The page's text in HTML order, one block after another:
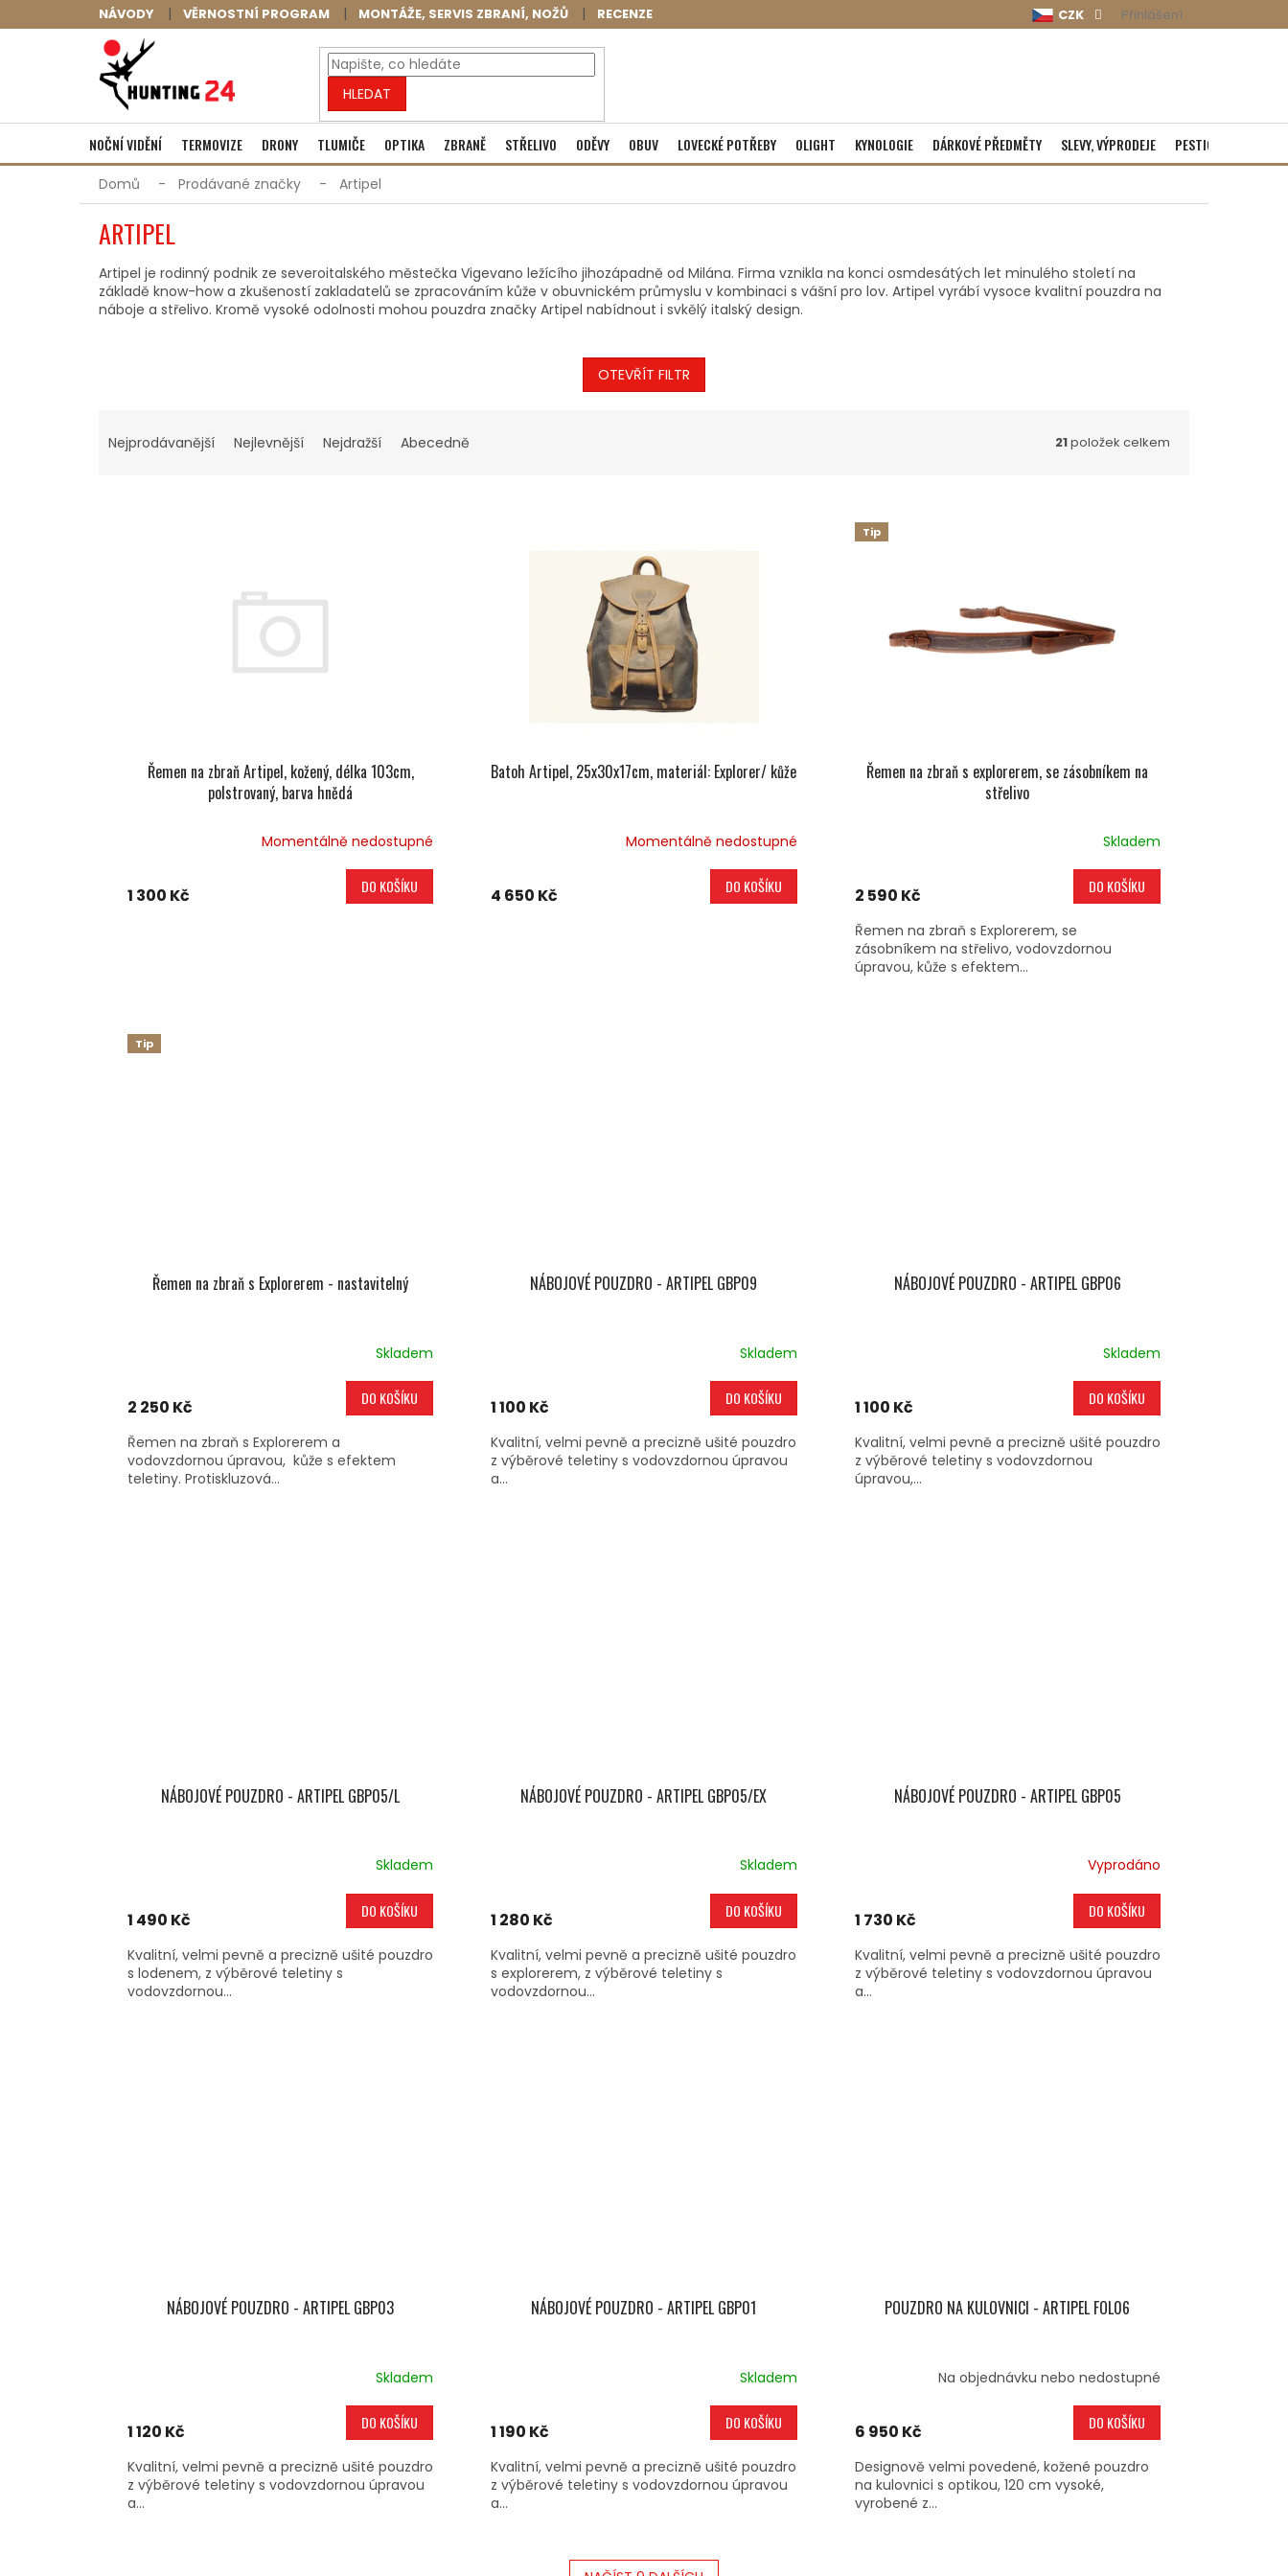
na
NÁVODY VĚRNOSTNÍ PROGRAM MONTÁŽE, SERVIS ZBRANÍ, NOŽŮ RECENZE CZK Přihlášení
HLEDAT
NÁKUPNÍ
KOŠÍK
Prázdný košík
NOČNÍ VIDĚNÍ TERMOVIZE DRONY TLUMIČE OPTIKA ZBRANĚ STŘELIVO ODĚVY OBUV LOVECKÉ POTŘEBY OLIGHT KYNOLOGIE DÁRKOVÉ PŘEDMĚTY SLEVY, VÝPRODEJE PESTICIDY
Domů Prodávané značky Artipel
ARTIPEL
Artipel je rodinný podnik ze severoitalského městečka Vigevano ležícího jihozápadně od Milána. Firma vznikla na konci osmdesátých let minulého století na
základě know-how a zkušeností zakladatelů se zpracováním kůže v obuvnickém průmyslu v kombinaci s vášní pro lov. Artipel vyrábí vysoce kvalitní pouzdra na
náboje a střelivo. Kromě vysoké odolnosti mohou pouzdra značky Artipel nabídnout i svkělý italský design.
OTEVŘÍT FILTR
Nejprodávanější Nejlevnější Nejdražší Abecedně 21položek celkem
Řemen na zbraň Artipel, kožený, délka 103cm,
polstrovaný, barva hnědá
Momentálně nedostupné
1 300 Kč DO KOŠÍKU
Batoh Artipel, 25x30x17cm, materiál: Explorer/ kůže
Momentálně nedostupné
4 650 Kč DO KOŠÍKU
Tip
Řemen na zbraň s explorerem, se zásobníkem na
střelivo
Skladem
2 590 Kč DO KOŠÍKU
Řemen na zbraň s Explorerem, se
zásobníkem na střelivo, vodovzdornou
úpravou, kůže s efektem...
Tip
Řemen na zbraň s Explorerem - nastavitelný
Skladem
2 250 Kč DO KOŠÍKU
Řemen na zbraň s Explorerem a
vodovzdornou úpravou, kůže s efektem
teletiny. Protiskluzová...
NÁBOJOVÉ POUZDRO - ARTIPEL GBP09
Skladem
1 100 Kč DO KOŠÍKU
Kvalitní, velmi pevně a precizně ušité pouzdro
z výběrové teletiny s vodovzdornou úpravou
a...
NÁBOJOVÉ POUZDRO - ARTIPEL GBP06
Skladem
1 100 Kč DO KOŠÍKU
Kvalitní, velmi pevně a precizně ušité pouzdro
z výběrové teletiny s vodovzdornou
úpravou,...
NÁBOJOVÉ POUZDRO - ARTIPEL GBP05/L
Skladem
1 490 Kč DO KOŠÍKU
Kvalitní, velmi pevně a precizně ušité pouzdro
s lodenem, z výběrové teletiny s
vodovzdornou...
NÁBOJOVÉ POUZDRO - ARTIPEL GBP05/EX
Skladem
1 280 Kč DO KOŠÍKU
Kvalitní, velmi pevně a precizně ušité pouzdro
s explorerem, z výběrové teletiny s
vodovzdornou...
NÁBOJOVÉ POUZDRO - ARTIPEL GBP05
Vyprodáno
1 730 Kč DO KOŠÍKU
Kvalitní, velmi pevně a precizně ušité pouzdro
z výběrové teletiny s vodovzdornou úpravou
a...
NÁBOJOVÉ POUZDRO - ARTIPEL GBP03
Skladem
1 120 Kč DO KOŠÍKU
Kvalitní, velmi pevně a precizně ušité pouzdro
z výběrové teletiny s vodovzdornou úpravou
a...
NÁBOJOVÉ POUZDRO - ARTIPEL GBP01
Skladem
1 190 Kč DO KOŠÍKU
Kvalitní, velmi pevně a precizně ušité pouzdro
z výběrové teletiny s vodovzdornou úpravou
a...
POUZDRO NA KULOVNICI - ARTIPEL FOL06
Na objednávku nebo nedostupné
6 950 Kč DO KOŠÍKU
Designově velmi povedené, kožené pouzdro
na kulovnici s optikou, 120 cm vysoké,
vyrobené z...